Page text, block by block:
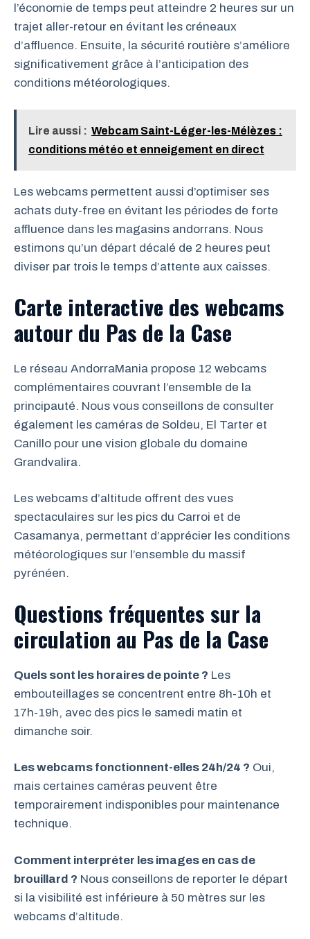
l’économie de temps peut atteindre 2 heures sur un
trajet aller-retour en évitant les créneaux
d’affluence. Ensuite, la sécurité routière s’améliore
significativement grâce à l’anticipation des
conditions météorologiques.
Lire aussi : Webcam Saint-Léger-les-Mélèzes :
conditions météo et enneigement en direct
Les webcams permettent aussi d’optimiser ses
achats duty-free en évitant les périodes de forte
affluence dans les magasins andorrans. Nous
estimons qu’un départ décalé de 2 heures peut
diviser par trois le temps d’attente aux caisses.
Carte interactive des webcams
autour du Pas de la Case
Le réseau AndorraMania propose 12 webcams
complémentaires couvrant l’ensemble de la
principauté. Nous vous conseillons de consulter
également les caméras de Soldeu, El Tarter et
Canillo pour une vision globale du domaine
Grandvalira.
Les webcams d’altitude offrent des vues
spectaculaires sur les pics du Carroi et de
Casamanya, permettant d’apprécier les conditions
météorologiques sur l’ensemble du massif
pyrénéen.
Questions fréquentes sur la
circulation au Pas de la Case
Quels sont les horaires de pointe ? Les
embouteillages se concentrent entre 8h-10h et
17h-19h, avec des pics le samedi matin et
dimanche soir.
Les webcams fonctionnent-elles 24h/24 ? Oui,
mais certaines caméras peuvent être
temporairement indisponibles pour maintenance
technique.
Comment interpréter les images en cas de
brouillard ? Nous conseillons de reporter le départ
si la visibilité est inférieure à 50 mètres sur les
webcams d’altitude.